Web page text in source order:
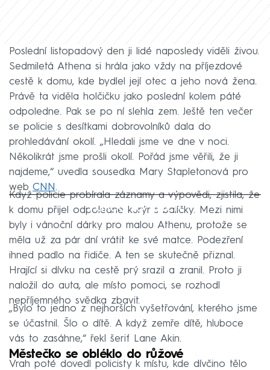
Poslední listopadový den ji lidé naposledy viděli živou.
Sedmiletá Athena si hrála jako vždy na příjezdové
cestě k domu, kde bydlel její otec a jeho nová žena.
Právě ta viděla holčičku jako poslední kolem páté
odpoledne. Pak se po ní slehla zem. Ještě ten večer
se policie s desítkami dobrovolníků dala do
prohledávání okolí. „Hledali jsme ve dne v noci.
Několikrát jsme prošli okolí. Pořád jsme věřili, že ji
najdeme,“ uvedla sousedka Mary Stapletonová pro
web CNN.
Failed to fetch
Když policie probírala záznamy a výpovědi, zjistila, že
k domu přijel odpoledne kurýr s balíčky. Mezi nimi
byly i vánoční dárky pro malou Athenu, protože se
měla už za pár dní vrátit ke své matce. Podezření
ihned padlo na řidiče. A ten se skutečně přiznal.
Hrající si dívku na cestě prý srazil a zranil. Proto ji
naložil do auta, ale místo pomoci, se rozhodl
nepříjemného svědka zbavit.
„Bylo to jedno z nejhorších vyšetřování, kterého jsme
se účastnil. Šlo o dítě. A když zemře dítě, hluboce
vás to zasáhne,“ řekl šerif Lane Akin.
Městečko se obléklo do růžové
Vrah poté dovedl policisty k místu, kde dívčino tělo